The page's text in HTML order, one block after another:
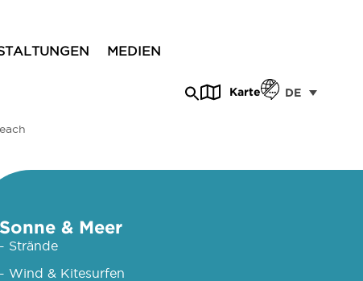
MEDIEN
Karte DE
Sonne & Meer
- Strände
- Wind & Kitesurfen